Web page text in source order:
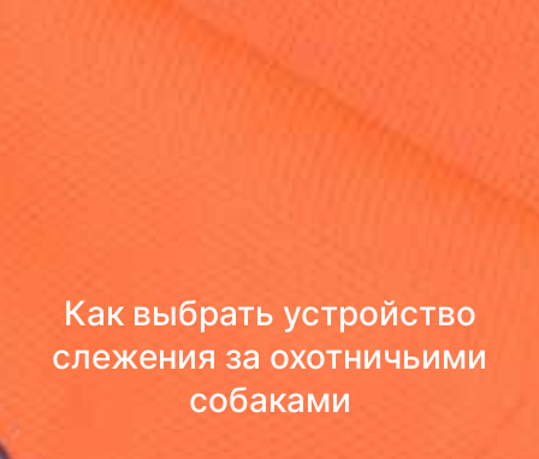
Как выбрать устройство
слежения за охотничьими
собаками